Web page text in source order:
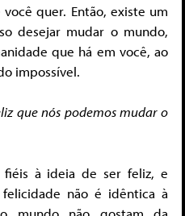
quer. Então, existe um
desejar mudar o mundo,
que há em você, ao
impossível.
que nós podemos mudar o
à ideia de ser feliz, e
não é idêntica à